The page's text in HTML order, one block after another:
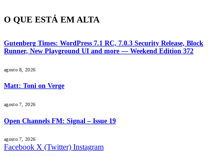
O QUE ESTÁ EM ALTA
Gutenberg Times: WordPress 7.1 RC, 7.0.3 Security Release, Block
Runner, New Playground UI and more — Weekend Edition 372
agosto 8, 2026
Matt: Toni on Verge
agosto 7, 2026
Open Channels FM: Signal – Issue 19
agosto 7, 2026
Facebook X (Twitter) Instagram